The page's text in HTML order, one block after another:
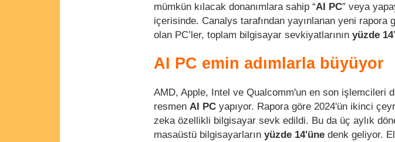
mümkün kılacak donanımlara sahip “AI PC” veya
içerisinde. Canalys tarafından yayınlanan yeni rapora
olan PC’ler, toplam bilgisayar sevkiyatlarının yüzde 14
AI PC emin adımlarla büyüyor
AMD, Apple, Intel ve Qualcomm'un en son işlemcileri
resmen AI PC yapıyor. Rapora göre 2024'ün ikinci
zeka özellikli bilgisayar sevk edildi. Bu da üç aylık
masaüstü bilgisayarların yüzde 14'üne denk geliyor.